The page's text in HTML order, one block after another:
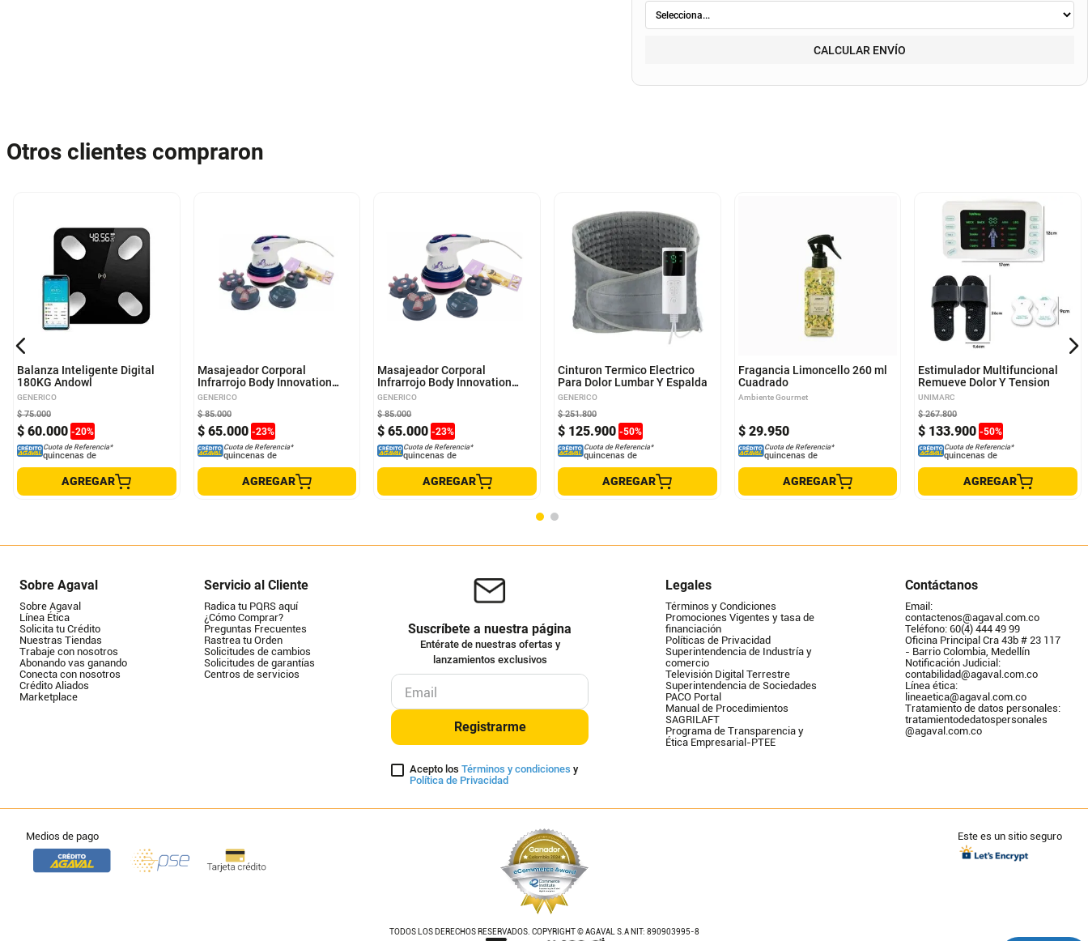
CALCULAR ENVÍO
Otros clientes compraron
Balanza Inteligente Digital
180KG Andowl
GENERICO
$ 60.000 -20%
$ 75.000
Cuota de Referencia*
quincenas de
AGREGAR
Masajeador Corporal
Infrarrojo Body Innovation
Tonifica BODY-INN
GENERICO
$ 65.000 -23%
$ 85.000
Cuota de Referencia*
quincenas de
AGREGAR
Masajeador Corporal
Infrarrojo Body Innovation
Tonifica BODY-INN
GENERICO
$ 65.000 -23%
$ 85.000
Cuota de Referencia*
quincenas de
AGREGAR
Cinturon Termico Electrico
Para Dolor Lumbar Y Espalda
GENERICO
$ 125.900 -50%
$ 251.800
Cuota de Referencia*
quincenas de
AGREGAR
Fragancia Limoncello 260 ml
Cuadrado
Ambiente Gourmet
$ 29.950
Cuota de Referencia*
quincenas de
AGREGAR
Estimulador Multifuncional
Remueve Dolor Y Tension
UNIMARC
$ 133.900 -50%
$ 267.800
Cuota de Referencia*
quincenas de
AGREGAR
Sobre Agaval
Sobre Agaval
Línea Ética
Solicita tu Crédito
Nuestras Tiendas
Trabaje con nosotros
Abonando vas ganando
Conecta con nosotros
Crédito Aliados
Marketplace
Servicio al Cliente
Radica tu PQRS aquí
¿Cómo Comprar?
Preguntas Frecuentes
Rastrea tu Orden
Solicitudes de cambios
Solicitudes de garantías
Centros de servicios
Suscríbete a nuestra página
Entérate de nuestras ofertas y
lanzamientos exclusivos
Registrarme
Acepto los Términos y condiciones y
Política de Privacidad
Legales
Términos y Condiciones
Promociones Vigentes y tasa de
financiación
Políticas de Privacidad
Superintendencia de Industría y
comercio
Televisión Digital Terrestre
Superintendencia de Sociedades
PACO Portal
Manual de Procedimientos
SAGRILAFT
Programa de Transparencia y
Ética Empresarial-PTEE
Contáctanos
Email:
contactenos@agaval.com.co
Teléfono: 60(4) 444 49 99
Oficina Principal Cra 43b # 23 117
- Barrio Colombia, Medellín
Notificación Judicial:
contabilidad@agaval.com.co
Línea ética:
lineaetica@agaval.com.co
Tratamiento de datos personales:
tratamientodedatospersonales
@agaval.com.co
Medios de pago
TODOS LOS DERECHOS RESERVADOS. COPYRIGHT © AGAVAL S.A NIT: 890903995-8
Este es un sitio seguro